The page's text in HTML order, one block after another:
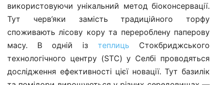
використовуючи унікальний метод біоконсервації.
Тут черв’яки замість традиційного торфу
споживають лісову кору та перероблену паперову
масу. В одній із теплиць Стокбриджського
технологічного центру (STC) у Селбі проводяться
дослідження ефективності цієї новації. Тут базилік